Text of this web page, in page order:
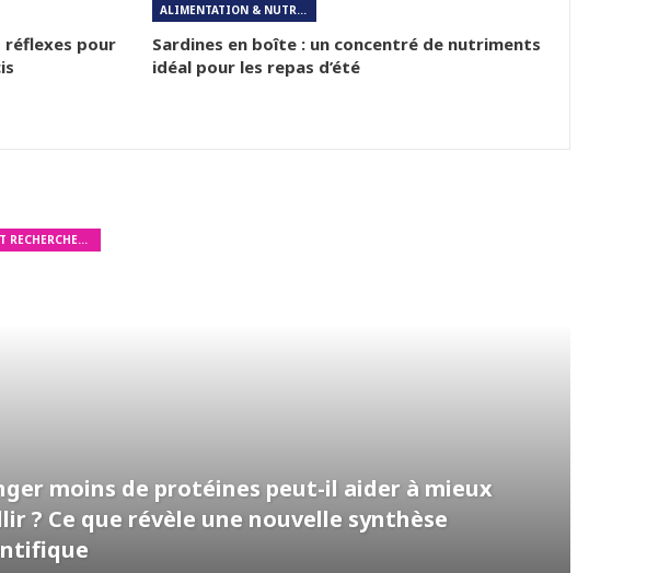
réflexes pour
ALIMENTATION & NUTRITION
Sardines en boîte : un concentré de nutriments
idéal pour les repas d’été
ÉTUDES ET RECHERCHES MÉDICALES
moins de protéines peut-il aider à mieux
? Ce que révèle une nouvelle synthèse